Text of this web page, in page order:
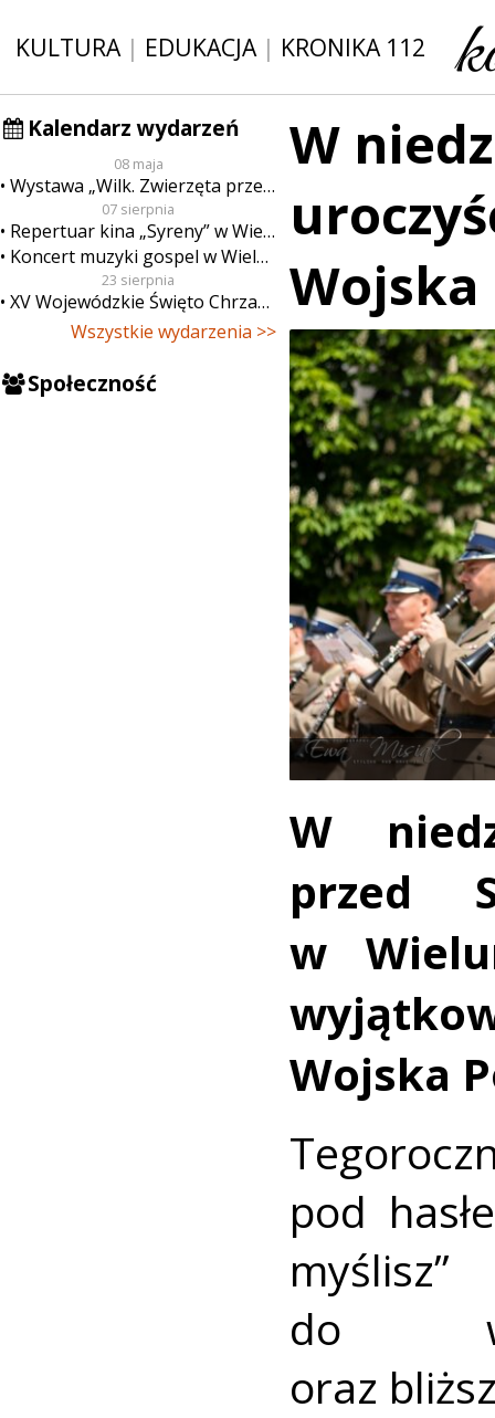
KULTURA| EDUKACJA| KRONIKA 112
Kalendarz wydarzeń
08 maja
Wystawa „Wilk. Zwierzęta przeklęte”
07 sierpnia
Repertuar kina „Syreny” w Wieluniu w dn. od 7 do 13 sierpnia
Koncert muzyki gospel w Wieluniu
23 sierpnia
XV Wojewódzkie Święto Chrzanu
Wszystkie wydarzenia >>
Społeczność
W
Wojska
W
przed
w
Wojska
pod
do
oraz